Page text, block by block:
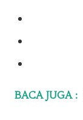
BACA JUGA :